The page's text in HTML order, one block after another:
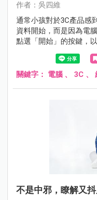
作者：吳四維
通常小孩對於3C產品感
資料開始，而是因為電
點選「開始」的按鍵，
能增強小孩的語言理解
幫助，並藉此增進其認
關鍵字： 電腦 、 3C 、
不是中邪，瞭解又